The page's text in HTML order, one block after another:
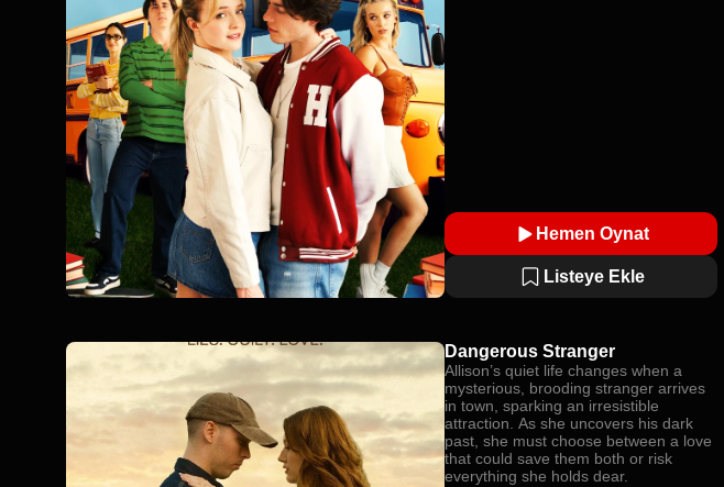
Hemen Oynat
Listeye Ekle
Dangerous Stranger
Allison’s quiet life changes when a
mysterious, brooding stranger arrives
in town, sparking an irresistible
attraction. As she uncovers his dark
past, she must choose between a love
that could save them both or risk
everything she holds dear.